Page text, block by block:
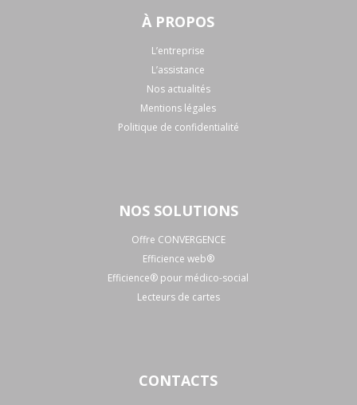
À PROPOS
L’entreprise
L’assistance
Nos actualités
Mentions légales
Politique de confidentialité
NOS SOLUTIONS
Offre CONVERGENCE
Efficience web®
Efficience® pour médico-social
Lecteurs de cartes
CONTACTS